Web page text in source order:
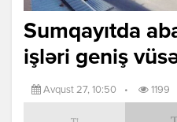
Sumqayıtda
işləri geniş
Avqust 27, 10:50 • 1199